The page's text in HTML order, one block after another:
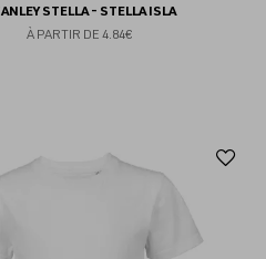
STELLA - STELLA ISLA
À PARTIR DE 4.84€